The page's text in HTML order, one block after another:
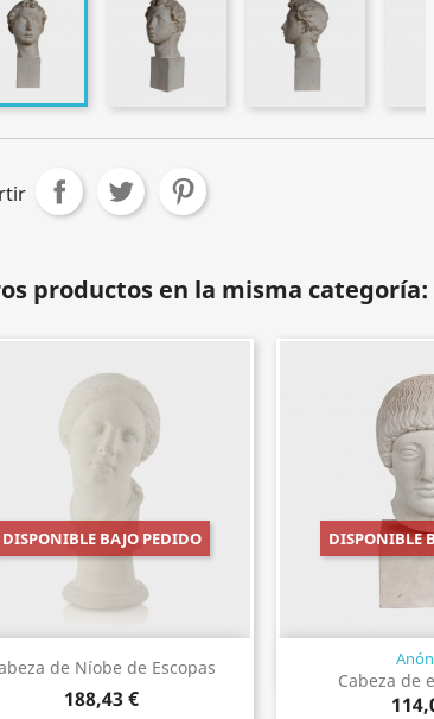
productos en la misma categoría:
de Níobe de Escopas
188,43 €
DISPONIBLE BAJO PEDIDO
Vista rápida
Cabeza de
DISPONIBLE